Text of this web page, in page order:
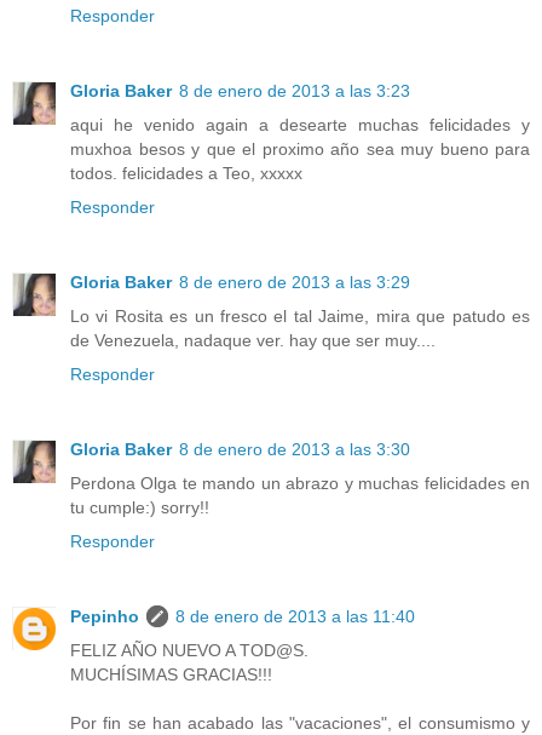
Responder
Gloria Baker 8 de enero de 2013 a las 3:23
aqui he venido again a desearte muchas felicidades y
muxhoa besos y que el proximo año sea muy bueno para
todos. felicidades a Teo, xxxxx
Responder
Gloria Baker 8 de enero de 2013 a las 3:29
Lo vi Rosita es un fresco el tal Jaime, mira que patudo es
de Venezuela, nadaque ver. hay que ser muy....
Responder
Gloria Baker 8 de enero de 2013 a las 3:30
Perdona Olga te mando un abrazo y muchas felicidades en
tu cumple:) sorry!!
Responder
Pepinho
8 de enero de 2013 a las 11:40
FELIZ AÑO NUEVO A TOD@S.
MUCHÍSIMAS GRACIAS!!!
Por fin se han acabado las "vacaciones", el consumismo y